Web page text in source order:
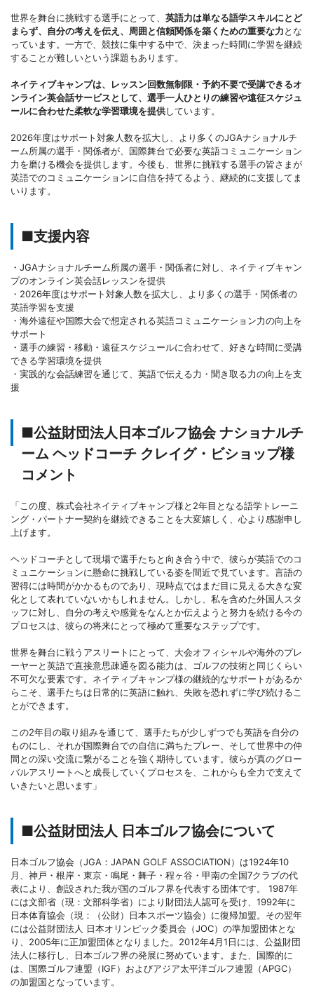
世界を舞台に挑戦する選手にとって、 英語力は単なる語学スキルにとど
まらず、自分の考えを伝え、周囲と信頼関係を築くための重要な力とな
っています。一方で、競技に集中する中で、決まった時間に学習を継続
することが難しいという課題もあります。
ネイティブキャンプは、レッスン回数無制限・予約不要で受講できるオ
ンライン英会話サービスとして、選手一人ひとりの練習や遠征スケジュ
ールに合わせた柔軟な学習環境を提供しています。
2026年度はサポート対象人数を拡大し、より多くのJGAナショナルチ
ーム所属の選手・関係者が、国際舞台で必要な英語コミュニケーション
力を磨ける機会を提供します。今後も、世界に挑戦する選手の皆さまが
英語でのコミュニケーションに自信を持てるよう、継続的に支援してま
いります。
■支援内容
・JGAナショナルチーム所属の選手・関係者に対し、ネイティブキャン
プのオンライン英会話レッスンを提供
・2026年度はサポート対象人数を拡大し、より多くの選手・関係者の
英語学習を支援
・海外遠征や国際大会で想定される英語コミュニケーション力の向上を
サポート
・選手の練習・移動・遠征スケジュールに合わせて、好きな時間に受講
できる学習環境を提供
・実践的な会話練習を通じて、英語で伝える力・聞き取る力の向上を支
援
■公益財団法人日本ゴルフ協会 ナショナルチ
ーム ヘッドコーチ クレイグ・ビショップ様
コメント
「この度、株式会社ネイティブキャンプ様と2年目となる語学トレーニ
ング・パートナー契約を継続できることを大変嬉しく、心より感謝申し
上げます。
ヘッドコーチとして現場で選手たちと向き合う中で、彼らが英語でのコ
ミュニケーションに懸命に挑戦している姿を間近で見ています。言語の
習得には時間がかかるものであり、現時点ではまだ目に見える大きな変
化として表れていないかもしれません。しかし、私を含めた外国人スタ
ッフに対し、自分の考えや感覚をなんとか伝えようと努力を続ける今の
プロセスは、彼らの将来にとって極めて重要なステップです。
世界を舞台に戦うアスリートにとって、大会オフィシャルや海外のプレ
ーヤーと英語で直接意思疎通を図る能力は、ゴルフの技術と同じくらい
不可欠な要素です。ネイティブキャンプ様の継続的なサポートがあるか
らこそ、選手たちは日常的に英語に触れ、失敗を恐れずに学び続けるこ
とができます。
この2年目の取り組みを通じて、選手たちが少しずつでも英語を自分の
ものにし、それが国際舞台での自信に満ちたプレー、そして世界中の仲
間との深い交流に繋がることを強く期待しています。彼らが真のグロー
バルアスリートへと成長していくプロセスを、これからも全力で支えて
いきたいと思います」
■公益財団法人 日本ゴルフ協会について
日本ゴルフ協会（JGA：JAPAN GOLF ASSOCIATION）は1924年10
月、神戸・根岸・東京・鳴尾・舞子・程ヶ谷・甲南の全国7クラブの代
表により、創設された我が国のゴルフ界を代表する団体です。 1987年
には文部省（現：文部科学省）により財団法人認可を受け、1992年に
日本体育協会（現：（公財）日本スポーツ協会）に復帰加盟。その翌年
には公益財団法人 日本オリンピック委員会（JOC）の準加盟団体とな
り、2005年に正加盟団体となりました。2012年4月1日には、公益財団
法人に移行し、日本ゴルフ界の発展に努めています。また、国際的に
は、国際ゴルフ連盟（IGF）およびアジア太平洋ゴルフ連盟（APGC）
の加盟国となっています。